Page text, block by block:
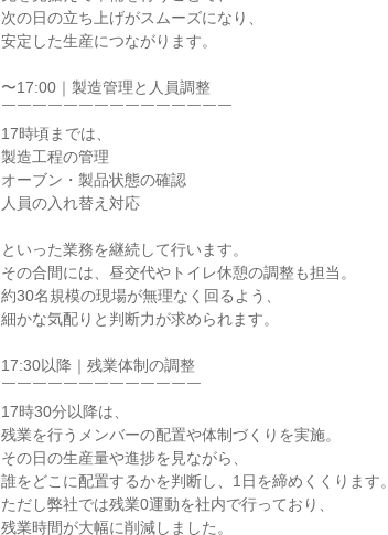
次の日の立ち上げがスムーズになり、
安定した生産につながります。
〜17:00｜製造管理と人員調整
￣￣￣￣￣￣￣￣￣￣￣￣￣￣￣
17時頃までは、
製造工程の管理
オーブン・製品状態の確認
人員の入れ替え対応
といった業務を継続して行います。
その合間には、昼交代やトイレ休憩の調整も担当。
約30名規模の現場が無理なく回るよう、
細かな気配りと判断力が求められます。
17:30以降｜残業体制の調整
￣￣￣￣￣￣￣￣￣￣￣￣￣
17時30分以降は、
残業を行うメンバーの配置や体制づくりを実施。
その日の生産量や進捗を見ながら、
誰をどこに配置するかを判断し、1日を締めくくります。
ただし弊社では残業0運動を社内で行っており、
残業時間が大幅に削減しました。